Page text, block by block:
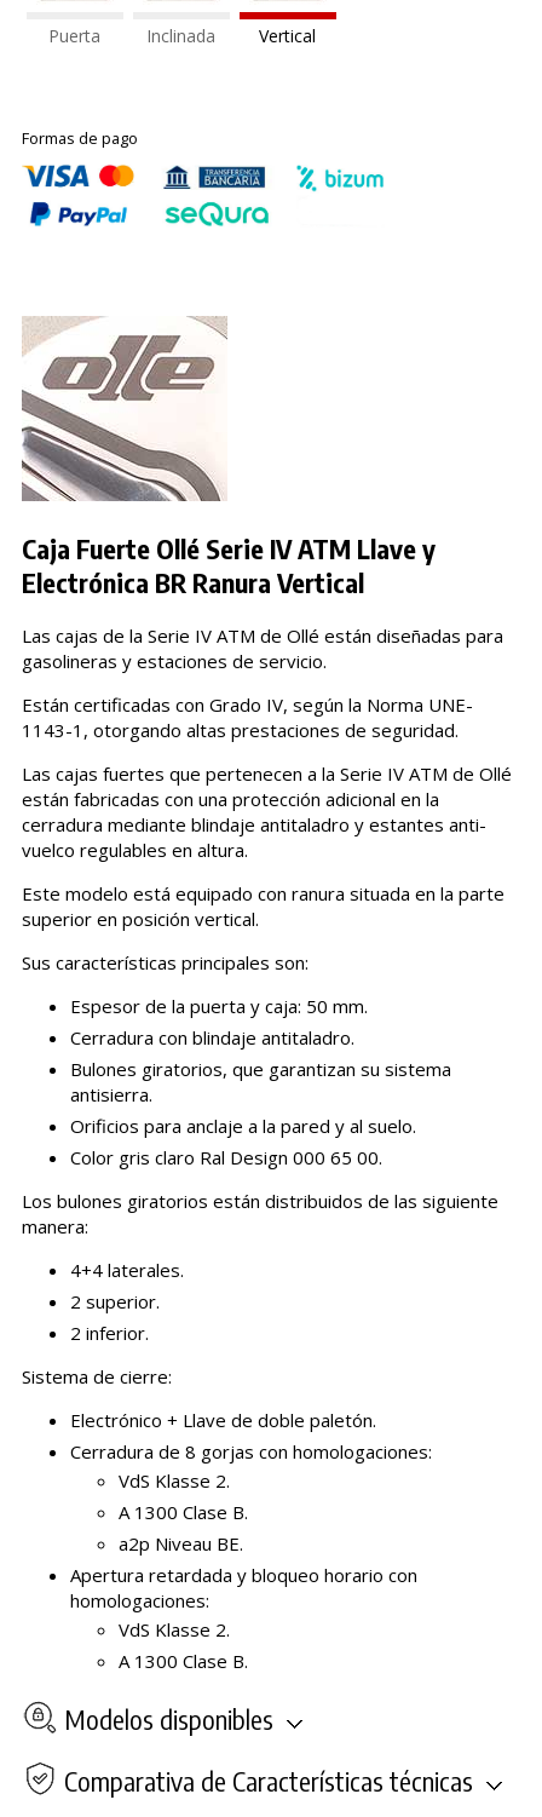
Puerta Inclinada Vertical
Formas de pago
Caja Fuerte Ollé Serie IV ATM Llave y
Electrónica BR Ranura Vertical
Las cajas de la Serie IV ATM de Ollé están diseñadas para
gasolineras y estaciones de servicio.
Están certificadas con Grado IV, según la Norma UNE-
1143-1, otorgando altas prestaciones de seguridad.
Las cajas fuertes que pertenecen a la Serie IV ATM de Ollé
están fabricadas con una protección adicional en la
cerradura mediante blindaje antitaladro y estantes anti-
vuelco regulables en altura.
Este modelo está equipado con ranura situada en la parte
superior en posición vertical.
Sus características principales son:
Espesor de la puerta y caja: 50 mm.
Cerradura con blindaje antitaladro.
Bulones giratorios, que garantizan su sistema
antisierra.
Orificios para anclaje a la pared y al suelo.
Color gris claro Ral Design 000 65 00.
Los bulones giratorios están distribuidos de las siguiente
manera:
4+4 laterales.
2 superior.
2 inferior.
Sistema de cierre:
Electrónico + Llave de doble paletón.
Cerradura de 8 gorjas con homologaciones:
VdS Klasse 2.
A 1300 Clase B.
a2p Niveau BE.
Apertura retardada y bloqueo horario con
homologaciones:
VdS Klasse 2.
A 1300 Clase B.
Modelos disponibles
Comparativa de Características técnicas